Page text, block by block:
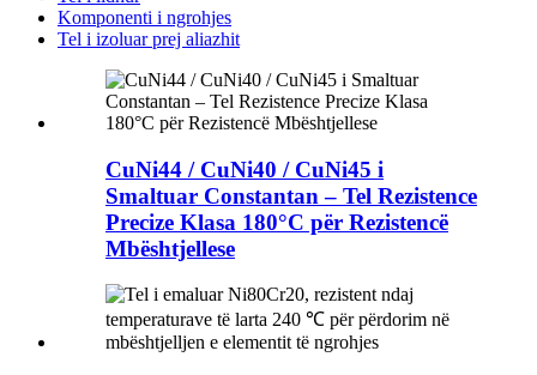
Komponenti i ngrohjes
Tel i izoluar prej aliazhit
CuNi44 / CuNi40 / CuNi45 i
Smaltuar Constantan – Tel Rezistence
Precize Klasa 180°C për Rezistencë
Mbështjellese